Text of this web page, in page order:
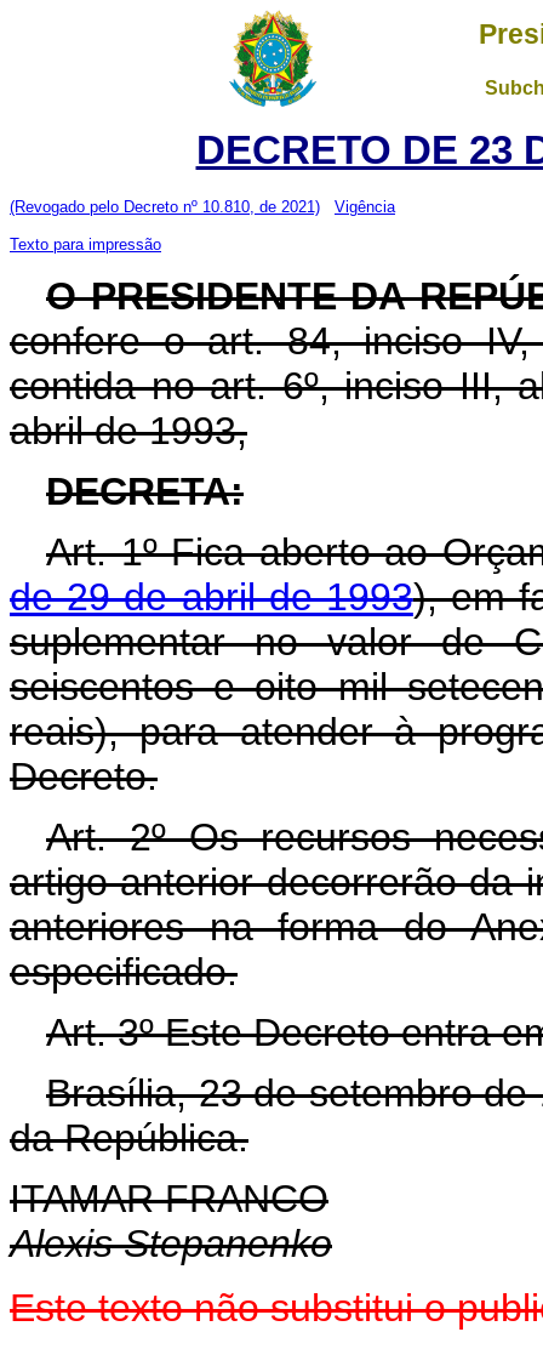
DECRETO DE 23
(Revogado pelo Decreto nº 10.810, de 2021) Vigência
Texto para impressão
O PRESIDENTE DA
confere o art. 84, inciso
contida no art. 6º, inciso III,
abril de 1993,
DECRETA:
Art. 1º Fica aberto ao
de 29 de abril de 1993), em
suplementar no valor de
seiscentos e oito mil
reais), para atender à
Decreto.
Art. 2º Os recursos
artigo anterior decorrerão da
anteriores na forma do
especificado.
Art. 3º Este Decreto entra
Brasília, 23 de setembro de
da República.
ITAMAR FRANCO
Alexis Stepanenko
Este texto não substitui o